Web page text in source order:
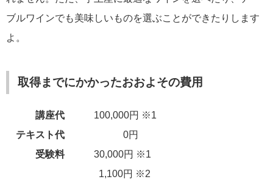
ブルワインでも美味しいものを選ぶことができたりします
よ。
取得までにかかったおおよその費用
講座代 100,000円 ※1
テキスト代 0円
受験料 30,000円 ※1
1,100円 ※2